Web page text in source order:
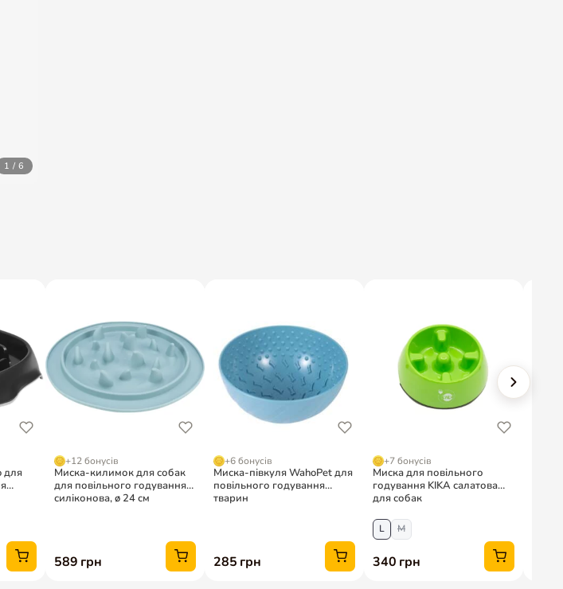
1 / 6